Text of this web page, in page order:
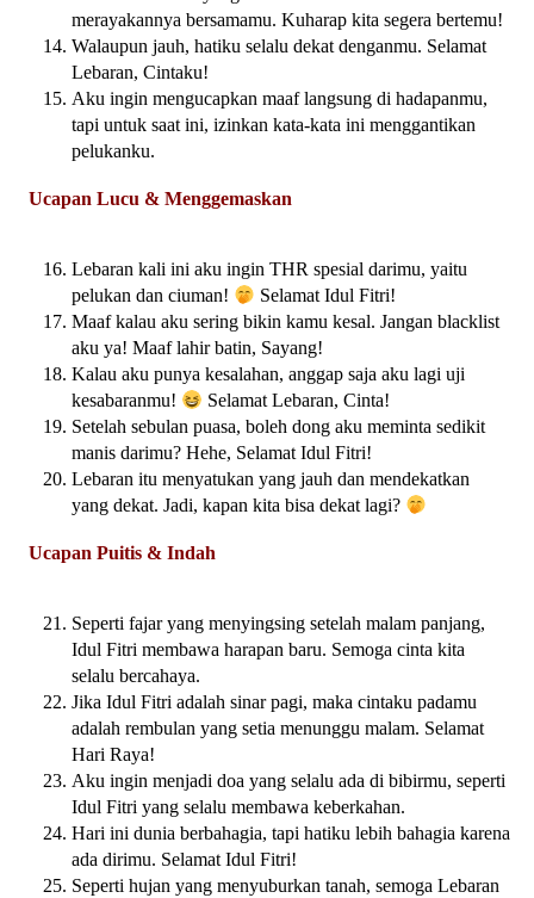
merayakannya bersamamu. Kuharap kita segera bertemu!
Walaupun jauh, hatiku selalu dekat denganmu. Selamat
Lebaran, Cintaku!
Aku ingin mengucapkan maaf langsung di hadapanmu,
tapi untuk saat ini, izinkan kata-kata ini menggantikan
pelukanku.
Ucapan Lucu & Menggemaskan
Lebaran kali ini aku ingin THR spesial darimu, yaitu
pelukan dan ciuman!
Selamat Idul Fitri!
Maaf kalau aku sering bikin kamu kesal. Jangan blacklist
aku ya! Maaf lahir batin, Sayang!
Kalau aku punya kesalahan, anggap saja aku lagi uji
kesabaranmu!
Selamat Lebaran, Cinta!
Setelah sebulan puasa, boleh dong aku meminta sedikit
manis darimu? Hehe, Selamat Idul Fitri!
Lebaran itu menyatukan yang jauh dan mendekatkan
yang dekat. Jadi, kapan kita bisa dekat lagi?
Ucapan Puitis & Indah
Seperti fajar yang menyingsing setelah malam panjang,
Idul Fitri membawa harapan baru. Semoga cinta kita
selalu bercahaya.
Jika Idul Fitri adalah sinar pagi, maka cintaku padamu
adalah rembulan yang setia menunggu malam. Selamat
Hari Raya!
Aku ingin menjadi doa yang selalu ada di bibirmu, seperti
Idul Fitri yang selalu membawa keberkahan.
Hari ini dunia berbahagia, tapi hatiku lebih bahagia karena
ada dirimu. Selamat Idul Fitri!
Seperti hujan yang menyuburkan tanah, semoga Lebaran